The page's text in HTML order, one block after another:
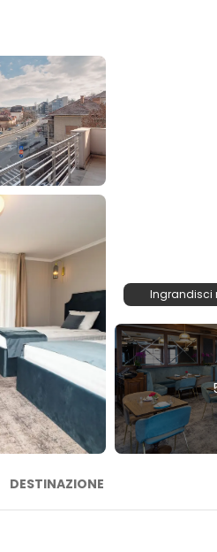
Ingrandisci
DESTINAZIONE